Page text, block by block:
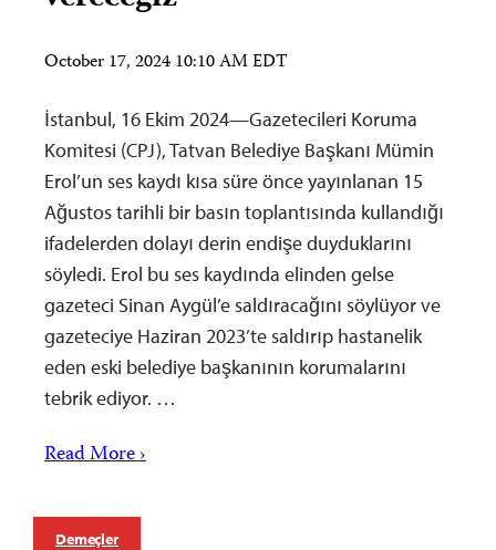
October 17, 2024 10:10 AM EDT
İstanbul, 16 Ekim 2024—Gazetecileri Koruma
Komitesi (CPJ), Tatvan Belediye Başkanı Mümin
Erol’un ses kaydı kısa süre önce yayınlanan 15
Ağustos tarihli bir basın toplantısında kullandığı
ifadelerden dolayı derin endişe duyduklarını
söyledi. Erol bu ses kaydında elinden gelse
gazeteci Sinan Aygül’e saldıracağını söylüyor ve
gazeteciye Haziran 2023’te saldırıp hastanelik
eden eski belediye başkanının korumalarını
tebrik ediyor. …
Read More ›
Demeçler